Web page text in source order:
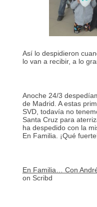
Así lo despidieron
lo van a recibir, a lo
Anoche 24/3
de Madrid. A estas
SVD, todavía no
Santa Cruz para
ha despedido con la
En Familia. ¡Qué
En Familia… Con
on Scribd